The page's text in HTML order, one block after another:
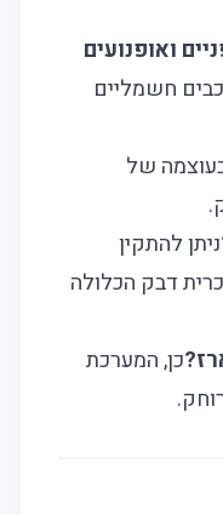
ואופנועים
חשמליים
של
ניתן להתקין
דבק הכלולה
כן, המערכת